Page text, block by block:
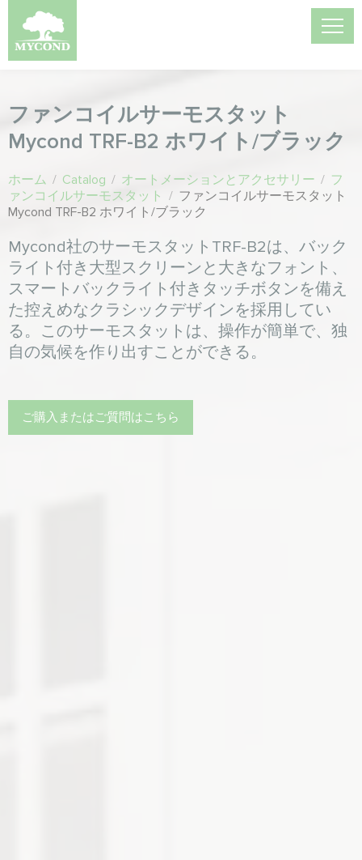
ファンコイルサーモスタット
Mycond TRF-B2 ホワイト/ブラック
ホーム / Catalog / オートメーションとアクセサリー / フ
ァンコイルサーモスタット / ファンコイルサーモスタット
Mycond TRF-B2 ホワイト/ブラック
Mycond社のサーモスタットTRF-B2は、バック
ライト付き大型スクリーンと大きなフォント、
スマートバックライト付きタッチボタンを備え
た控えめなクラシックデザインを採用してい
る。このサーモスタットは、操作が簡単で、独
自の気候を作り出すことができる。
ご購入またはご質問はこちら